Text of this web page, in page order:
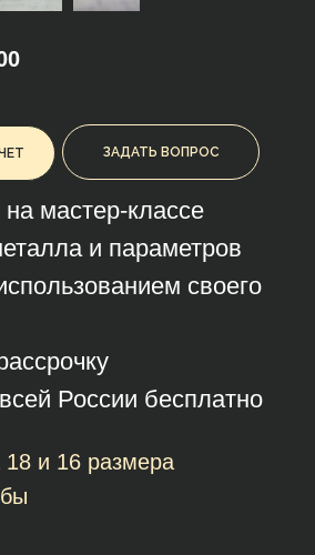
ЗАДАТЬ ВОПРОС
мастер-классе
и параметров
своего
России бесплатно
и 16 размера